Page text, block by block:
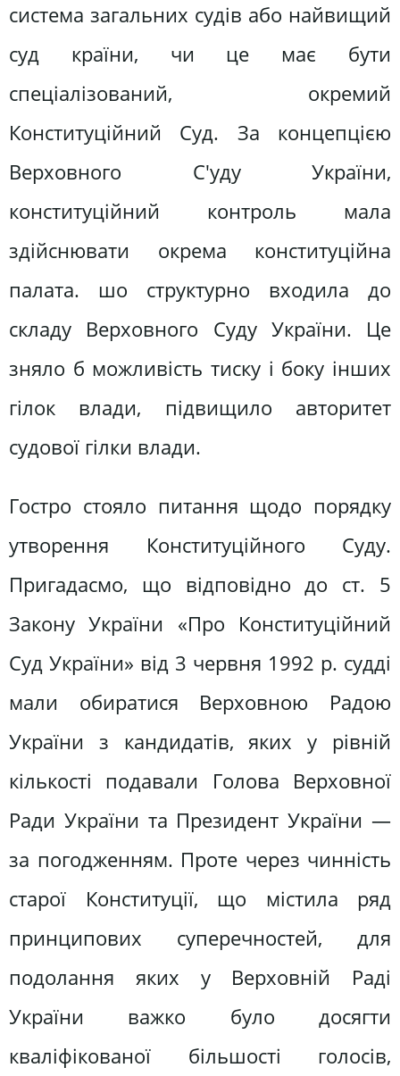
система загальних судів або найвищий
суд країни, чи це має бути
спеціалізований, окремий
Конституційний Суд. За концепцією
Верховного С'уду України,
конституційний контроль мала
здійснювати окрема конституційна
палата. шо структурно входила до
складу Верховного Суду України. Це
зняло б можливість тиску і боку інших
гілок влади, підвищило авторитет
судової гілки влади.
Гостро стояло питання щодо порядку
утворення Конституційного Суду.
Пригадасмо, що відповідно до ст. 5
Закону України «Про Конституційний
Суд України» від 3 червня 1992 р. судді
мали обиратися Верховною Радою
України з кандидатів, яких у рівній
кількості подавали Голова Верховної
Ради України та Президент України —
за погодженням. Проте через чинність
старої Конституції, що містила ряд
принципових суперечностей, для
подолання яких у Верховній Раді
України важко було досягти
кваліфікованої більшості голосів,